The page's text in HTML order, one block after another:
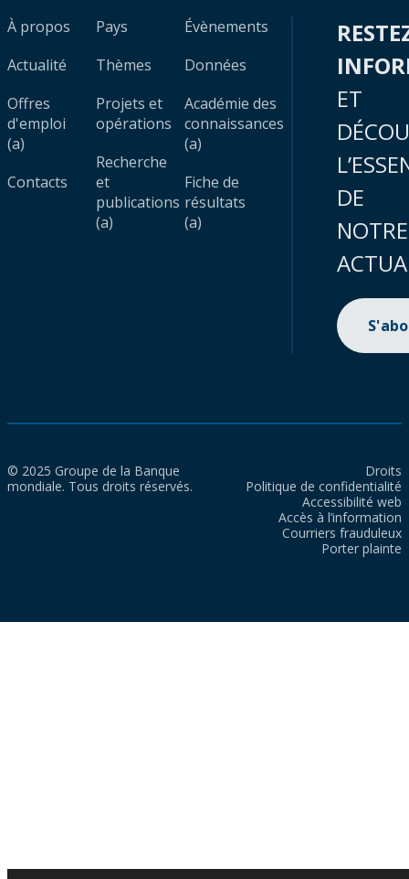
À propos
Actualité
Offres
d'emploi
(a)
Contacts
Pays
Thèmes
Projets et
opérations
Recherche
et
publications
(a)
Évènements
Données
Académie des
connaissances
(a)
Fiche de
résultats
(a)
ET
DE
NOTRE
© 2025 Groupe de la Banque
mondiale. Tous droits réservés.
Droits
Politique de confidentialité
Accessibilité web
Accès à l’information
Courriers frauduleux
Porter plainte